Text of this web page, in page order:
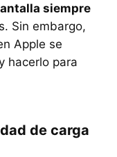
siempre
Sin embargo,
Apple se
hacerlo para
de carga